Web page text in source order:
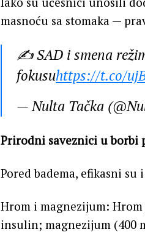
masnoću sa stomaka —
✍️ SAD i smena
fokusuhttps://t.co/
— Nulta Tačka
Prirodni saveznici u borbi
Pored badema, efikasni
Hrom i magnezijum:
insulin; magnezijum (400